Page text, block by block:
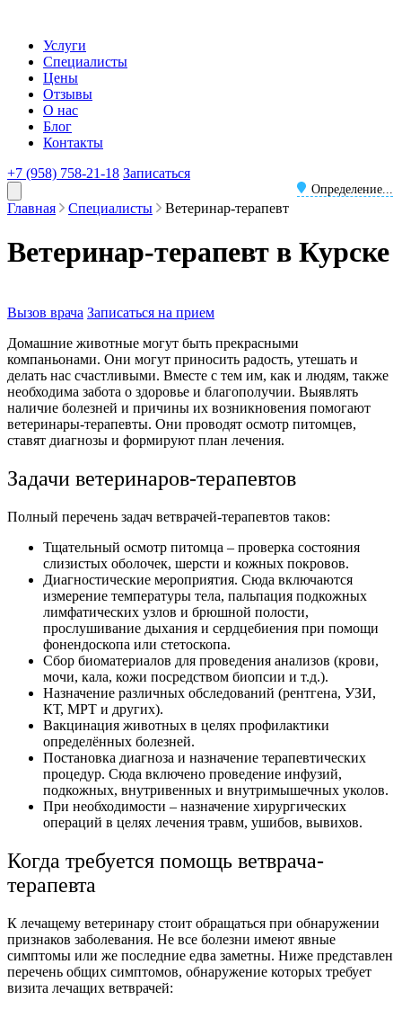
Услуги
Специалисты
Цены
Отзывы
О нас
Блог
Контакты
+7 (958) 758-21-18
Определение...
Записаться
Главная Специалисты Ветеринар-терапевт
Ветеринар-терапевт в Курске
Вызов врача Записаться на прием
Домашние животные могут быть прекрасными
компаньонами. Они могут приносить радость, утешать и
делать нас счастливыми. Вместе с тем им, как и людям, также
необходима забота о здоровье и благополучии. Выявлять
наличие болезней и причины их возникновения помогают
ветеринары-терапевты. Они проводят осмотр питомцев,
ставят диагнозы и формируют план лечения.
Задачи ветеринаров-терапевтов
Полный перечень задач ветврачей-терапевтов таков:
Тщательный осмотр питомца – проверка состояния
слизистых оболочек, шерсти и кожных покровов.
Диагностические мероприятия. Сюда включаются
измерение температуры тела, пальпация подкожных
лимфатических узлов и брюшной полости,
прослушивание дыхания и сердцебиения при помощи
фонендоскопа или стетоскопа.
Сбор биоматериалов для проведения анализов (крови,
мочи, кала, кожи посредством биопсии и т.д.).
Назначение различных обследований (рентгена, УЗИ,
КТ, МРТ и других).
Вакцинация животных в целях профилактики
определённых болезней.
Постановка диагноза и назначение терапевтических
процедур. Сюда включено проведение инфузий,
подкожных, внутривенных и внутримышечных уколов.
При необходимости – назначение хирургических
операций в целях лечения травм, ушибов, вывихов.
Когда требуется помощь ветврача-
терапевта
К лечащему ветеринару стоит обращаться при обнаружении
признаков заболевания. Не все болезни имеют явные
симптомы или же последние едва заметны. Ниже представлен
перечень общих симптомов, обнаружение которых требует
визита лечащих ветврачей: